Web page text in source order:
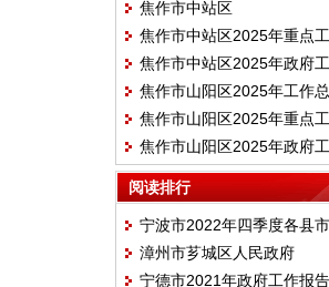
焦作市中站区
焦作市中站区2025年重点
焦作市中站区2025年政府
焦作市山阳区2025年工作
标
焦作市山阳区2025年重点
焦作市山阳区2025年政府
阅读排行
宁波市2022年四季度各县
漳州市芗城区人民政府
宁德市2021年政府工作报告